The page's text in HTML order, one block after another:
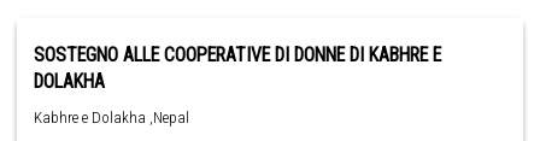
SOSTEGNO ALLE COOPERATIVE DI DONNE DI KABHRE E
DOLAKHA
Kabhre e Dolakha ,Nepal